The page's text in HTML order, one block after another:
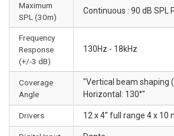
Maximum
SPL (30m)
Continuous : 90 dB SPL
Frequency
Response
(+/-3 dB)
130Hz - 18kHz
Coverage
Angle
"Vertical beam shaping
Horizontal: 130°"
Drivers 12 x 4” full range 4 x